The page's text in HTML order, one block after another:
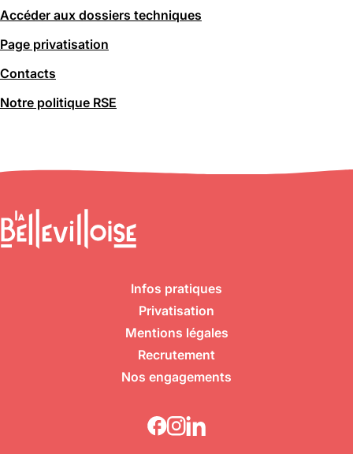
Accéder aux dossiers techniques
Page privatisation
Contacts
Notre politique RSE
Infos pratiques
Privatisation
Mentions légales
Recrutement
Nos engagements